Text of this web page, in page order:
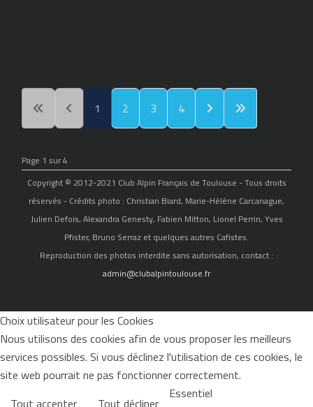
1 2 3 4
Page 1 sur 4
Copyright © 2012-2021 Club Alpin Français de Toulouse - Tous droits
réservés - Crédits photo : Christian Biard, Marie-Hélène Carcanague,
Julien Defois, Alexandra Genesty, Fabien Mitton, Lionel Perrin, Yves
Pfister, Bruno Serraz et quelques autres Cafistes.
Reproduction des photos interdite sans autorisation, contact :
admin@clubalpintoulouse.fr
Choix utilisateur pour les Cookies
Nous utilisons des cookies afin de vous proposer les meilleurs
services possibles. Si vous déclinez l'utilisation de ces cookies, le
site web pourrait ne pas fonctionner correctement.
Essentiel